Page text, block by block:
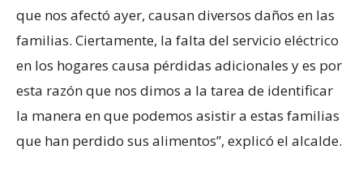
que nos afectó ayer, causan diversos daños en las
familias. Ciertamente, la falta del servicio eléctrico
en los hogares causa pérdidas adicionales y es por
esta razón que nos dimos a la tarea de identificar
la manera en que podemos asistir a estas familias
que han perdido sus alimentos”, explicó el alcalde.